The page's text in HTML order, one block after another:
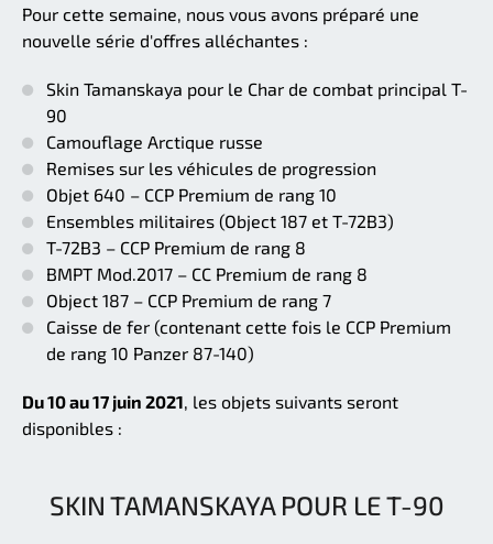
Pour cette semaine, nous vous avons préparé une
nouvelle série d'offres alléchantes :
Skin Tamanskaya pour le Char de combat principal T-
90
Camouflage Arctique russe
Remises sur les véhicules de progression
Objet 640 – CCP Premium de rang 10
Ensembles militaires (Object 187 et T-72B3)
T-72B3 – CCP Premium de rang 8
BMPT Mod.2017 – CC Premium de rang 8
Object 187 – CCP Premium de rang 7
Caisse de fer (contenant cette fois le CCP Premium
de rang 10 Panzer 87-140)
Du 10 au 17 juin 2021, les objets suivants seront
disponibles :
SKIN TAMANSKAYA POUR LE T-90